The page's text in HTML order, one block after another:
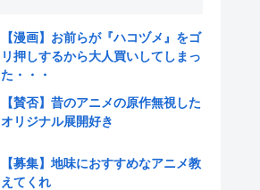
【漫画】お前らが『ハコヅメ』をゴ
リ押しするから大人買いしてしまっ
た・・・
【賛否】昔のアニメの原作無視した
オリジナル展開好き
【募集】地味におすすめなアニメ教
えてくれ